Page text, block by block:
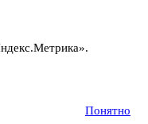
Понятно